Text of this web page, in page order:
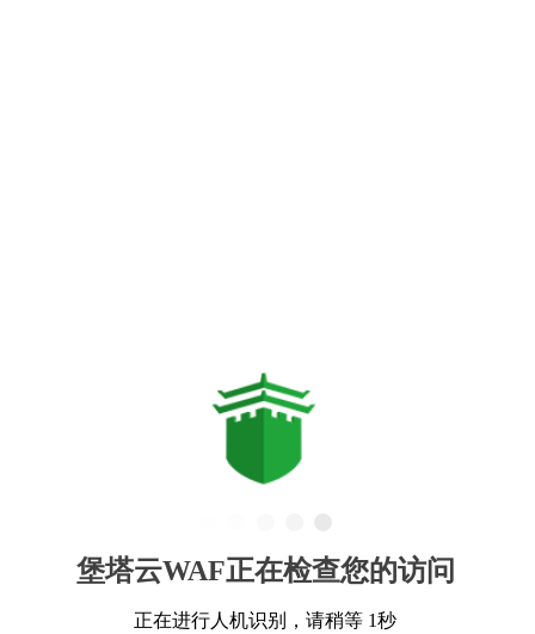
堡塔云WAF正在检查您的访问
正在进行人机识别，请稍等 1秒